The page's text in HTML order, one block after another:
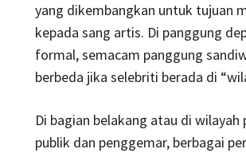
yang dikembangkan untuk tujuan
kepada sang artis. Di panggung
formal, semacam panggung
berbeda jika selebriti berada di
Di bagian belakang atau di
publik dan penggemar, berbagai